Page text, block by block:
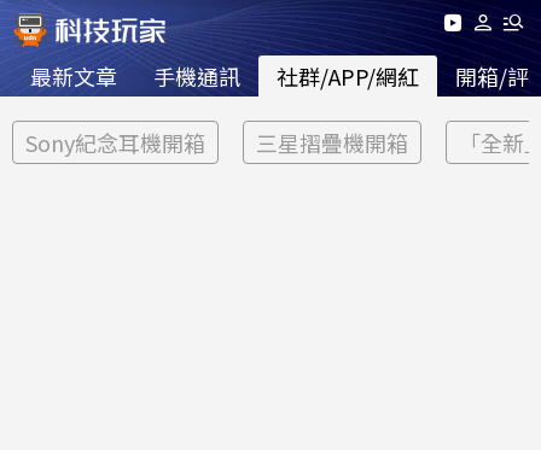
最新文章 手機通訊 社群/APP/網紅 開箱/評
Sony紀念耳機開箱 三星摺疊機開箱 「全新